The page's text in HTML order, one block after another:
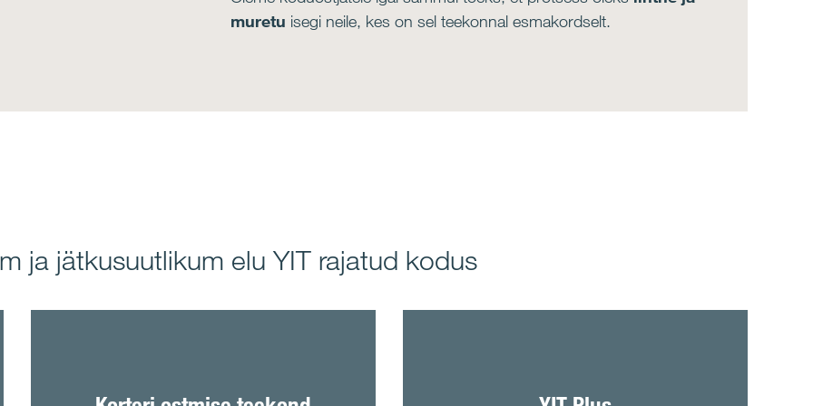
muretu isegi neile, kes on sel teekonnal esmakordselt.
ja jätkusuutlikum elu YIT rajatud kodus